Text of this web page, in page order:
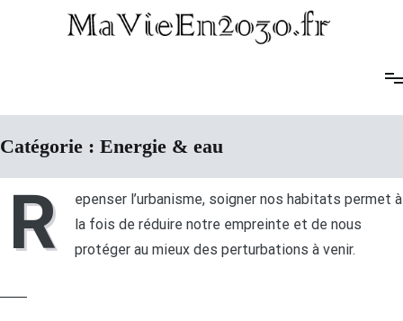
Catégorie : Energie & eau
R
epenser l’urbanisme, soigner nos habitats permet à
la fois de réduire notre empreinte et de nous
protéger au mieux des perturbations à venir.